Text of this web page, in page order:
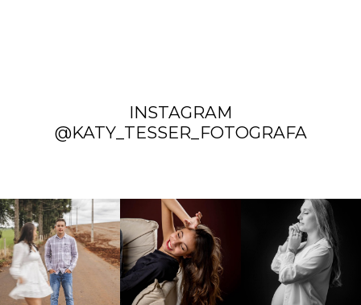
INSTAGRAM
@KATY_TESSER_FOTOGRAFA